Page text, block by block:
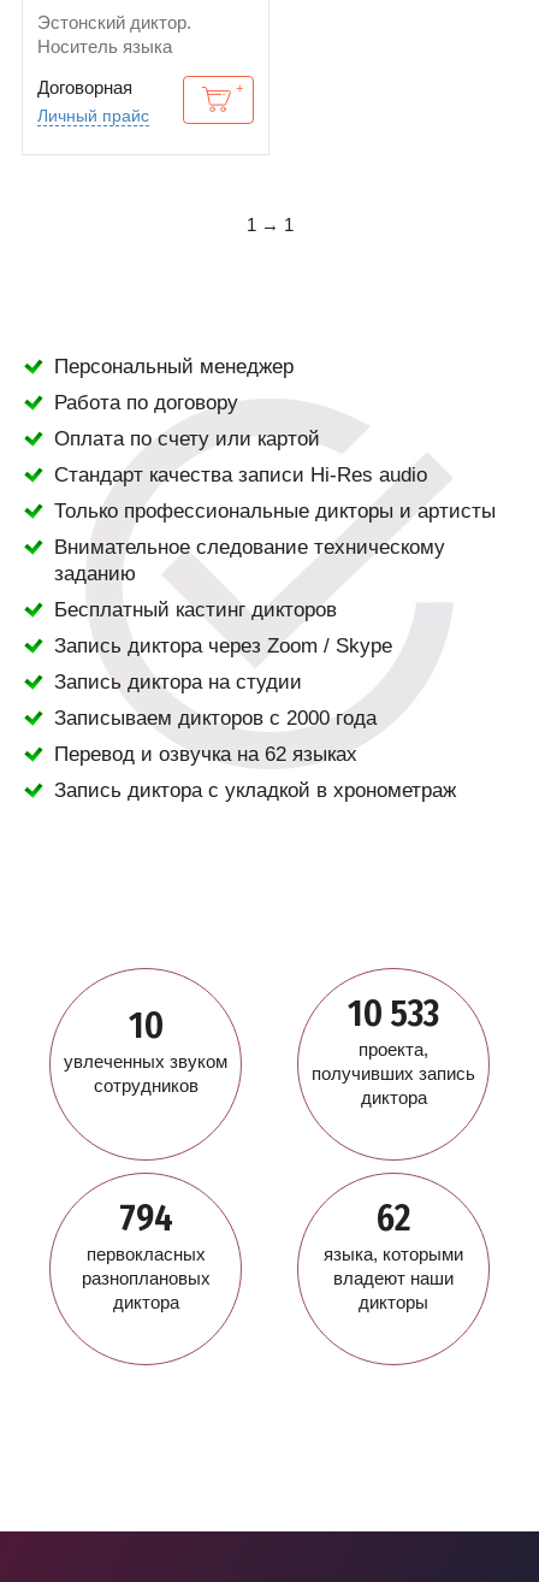
Эстонский диктор.
Носитель языка
Договорная
Личный прайс
1 → 1
Персональный менеджер
Работа по договору
Оплата по счету или картой
Стандарт качества записи Hi-Res audio
Только профессиональные дикторы и артисты
Внимательное следование техническому
заданию
Бесплатный кастинг дикторов
Запись диктора через Zoom / Skype
Запись диктора на студии
Записываем дикторов с 2000 года
Перевод и озвучка на 62 языках
Запись диктора с укладкой в хронометраж
10
увлеченных звуком
сотрудников
10 533
проекта,
получивших запись
диктора
794
первокласных
разноплановых
диктора
62
языка, которыми
владеют наши
дикторы